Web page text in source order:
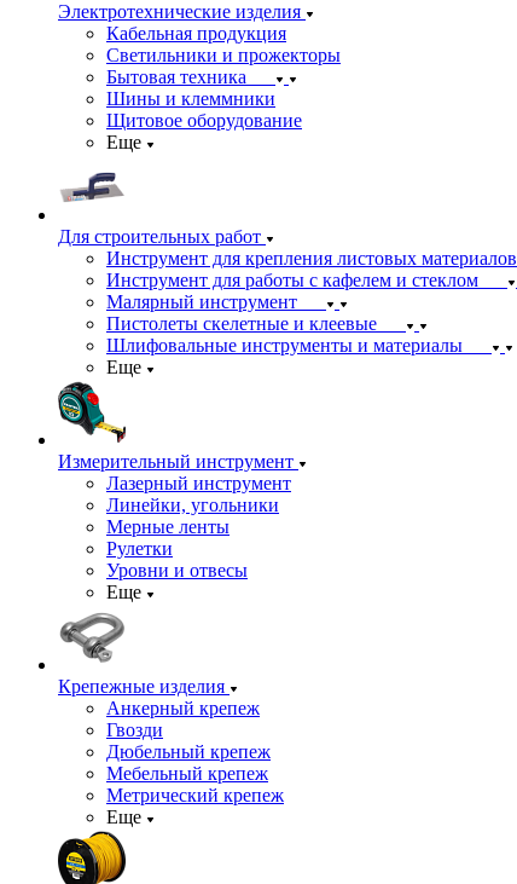
Электротехнические изделия
Кабельная продукция
Светильники и прожекторы
Бытовая техника
Шины и клеммники
Щитовое оборудование
Еще
Для строительных работ
Инструмент для крепления листовых материалов
Инструмент для работы с кафелем и стеклом
Малярный инструмент
Пистолеты скелетные и клеевые
Шлифовальные инструменты и материалы
Еще
Измерительный инструмент
Лазерный инструмент
Линейки, угольники
Мерные ленты
Рулетки
Уровни и отвесы
Еще
Крепежные изделия
Анкерный крепеж
Гвозди
Дюбельный крепеж
Мебельный крепеж
Метрический крепеж
Еще